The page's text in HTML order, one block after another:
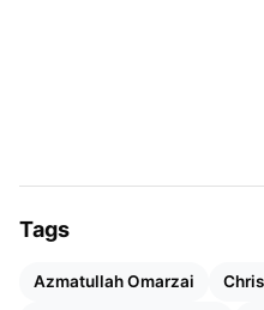
रचिन 10 करोड़ की रकम
ये भी पढ़ें:
सभी 5 टीमों का फुल स्क्वॉड,
Tags
Azmatullah Omarzai